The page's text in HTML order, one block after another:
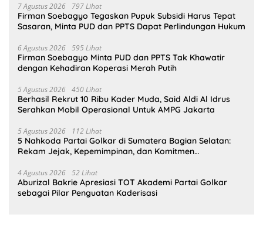
7 Agustus 2026 797 Lihat
Firman Soebagyo Tegaskan Pupuk Subsidi Harus Tepat
Sasaran, Minta PUD dan PPTS Dapat Perlindungan Hukum
6 Agustus 2026 595 Lihat
Firman Soebagyo Minta PUD dan PPTS Tak Khawatir
dengan Kehadiran Koperasi Merah Putih
5 Agustus 2026 450 Lihat
Berhasil Rekrut 10 Ribu Kader Muda, Said Aldi Al Idrus
Serahkan Mobil Operasional Untuk AMPG Jakarta
5 Agustus 2026 112 Lihat
5 Nahkoda Partai Golkar di Sumatera Bagian Selatan:
Rekam Jejak, Kepemimpinan, dan Komitmen
4 Agustus 2026 52 Lihat
Aburizal Bakrie Apresiasi TOT Akademi Partai Golkar
sebagai Pilar Penguatan Kaderisasi